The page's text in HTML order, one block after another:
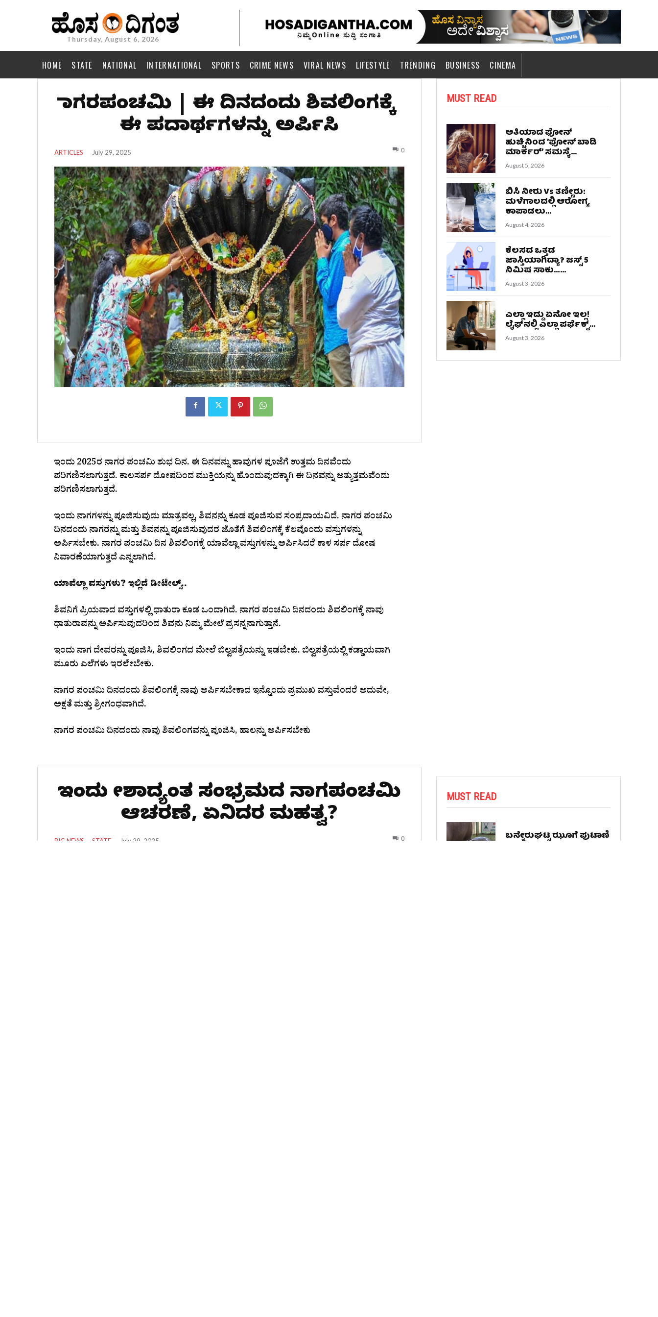
Thursday, August 6, 2026
HOME STATE NATIONAL INTERNATIONAL SPORTS CRIME NEWS VIRAL NEWS LIFESTYLE TRENDING BUSINESS CINEMA
ನಾಗರಪಂಚಮಿ | ಈ ದಿನದಂದು ಶಿವಲಿಂಗಕ್ಕೆ
ಈ ಪದಾರ್ಥಗಳನ್ನು ಅರ್ಪಿಸಿ
ARTICLES July 29, 2025 0
ಇಂದು 2025ರ ನಾಗರ ಪಂಚಮಿ ಶುಭ ದಿನ. ಈ ದಿನವನ್ನು ಹಾವುಗಳ ಪೂಜೆಗೆ ಉತ್ತಮ ದಿನವೆಂದು
ಪರಿಗಣಿಸಲಾಗುತ್ತದೆ. ಕಾಲಸರ್ಪ ದೋಷದಿಂದ ಮುಕ್ತಿಯನ್ನು ಹೊಂದುವುದಕ್ಕಾಗಿ ಈ ದಿನವನ್ನು ಅತ್ಯುತ್ತಮವೆಂದು
ಪರಿಗಣಿಸಲಾಗುತ್ತದೆ.
ಇಂದು ನಾಗಗಳನ್ನು ಪೂಜಿಸುವುದು ಮಾತ್ರವಲ್ಲ, ಶಿವನನ್ನು ಕೂಡ ಪೂಜಿಸುವ ಸಂಪ್ರದಾಯವಿದೆ. ನಾಗರ ಪಂಚಮಿ
ದಿನದಂದು ನಾಗರನ್ನು ಮತ್ತು ಶಿವನನ್ನು ಪೂಜಿಸುವುದರ ಜೊತೆಗೆ ಶಿವಲಿಂಗಕ್ಕೆ ಕೆಲವೊಂದು ವಸ್ತುಗಳನ್ನು
ಅರ್ಪಿಸಬೇಕು. ನಾಗರ ಪಂಚಮಿ ದಿನ ಶಿವಲಿಂಗಕ್ಕೆ ಯಾವೆಲ್ಲಾ ವಸ್ತುಗಳನ್ನು ಅರ್ಪಿಸಿದರೆ ಕಾಳ ಸರ್ಪ ದೋಷ
ನಿವಾರಣೆಯಾಗುತ್ತದೆ ಎನ್ನಲಾಗಿದೆ.
ಯಾವೆಲ್ಲಾ ವಸ್ತುಗಳು? ಇಲ್ಲಿದೆ ಡೀಟೇಲ್ಸ್‌..
ಶಿವನಿಗೆ ಪ್ರಿಯವಾದ ವಸ್ತುಗಳಲ್ಲಿ ಧಾತುರಾ ಕೂಡ ಒಂದಾಗಿದೆ. ನಾಗರ ಪಂಚಮಿ ದಿನದಂದು ಶಿವಲಿಂಗಕ್ಕೆ ನಾವು
ಧಾತುರಾವನ್ನು ಅರ್ಪಿಸುವುದರಿಂದ ಶಿವನು ನಿಮ್ಮ ಮೇಲೆ ಪ್ರಸನ್ನನಾಗುತ್ತಾನೆ.
ಇಂದು ನಾಗ ದೇವರನ್ನು ಪೂಜಿಸಿ, ಶಿವಲಿಂಗದ ಮೇಲೆ ಬಿಲ್ವಪತ್ರೆಯನ್ನು ಇಡಬೇಕು. ಬಿಲ್ವಪತ್ರೆಯಲ್ಲಿ ಕಡ್ಡಾಯವಾಗಿ
ಮೂರು ಎಲೆಗಳು ಇರಲೇಬೇಕು.
ನಾಗರ ಪಂಚಮಿ ದಿನದಂದು ಶಿವಲಿಂಗಕ್ಕೆ ನಾವು ಅರ್ಪಿಸಬೇಕಾದ ಇನ್ನೊಂದು ಪ್ರಮುಖ ವಸ್ತುವೆಂದರೆ ಅದುವೇ,
ಅಕ್ಷತೆ ಮತ್ತು ಶ್ರೀಗಂಧವಾಗಿದೆ.
ನಾಗರ ಪಂಚಮಿ ದಿನದಂದು ನಾವು ಶಿವಲಿಂಗವನ್ನು ಪೂಜಿಸಿ, ಹಾಲನ್ನು ಅರ್ಪಿಸಬೇಕು
MUST READ
ಅತಿಯಾದ ಫೋನ್‌
ಹುಚ್ಚಿನಿಂದ ʼಫೋನ್‌ ಬಾಡಿ
ಮಾರ್ಕರ್‌ʼ ಸಮಸ್ಯೆ...
August 5, 2026
ಬಿಸಿ ನೀರು Vs ತಣ್ಣೀರು:
ಮಳೆಗಾಲದಲ್ಲಿ ಆರೋಗ್ಯ
ಕಾಪಾಡಲು...
August 4, 2026
ಕೆಲಸದ ಒತ್ತಡ
ಜಾಸ್ತಿಯಾಗಿದ್ಯಾ? ಜಸ್ಟ್‌ 5
ನಿಮಿಷ ಸಾಕು…...
August 3, 2026
ಎಲ್ಲಾ ಇದ್ದು ಏನೋ ಇಲ್ಲ!
ಲೈಫ್‌ನಲ್ಲಿ ಎಲ್ಲಾ ಪರ್ಫೆಕ್ಟ್...
August 3, 2026